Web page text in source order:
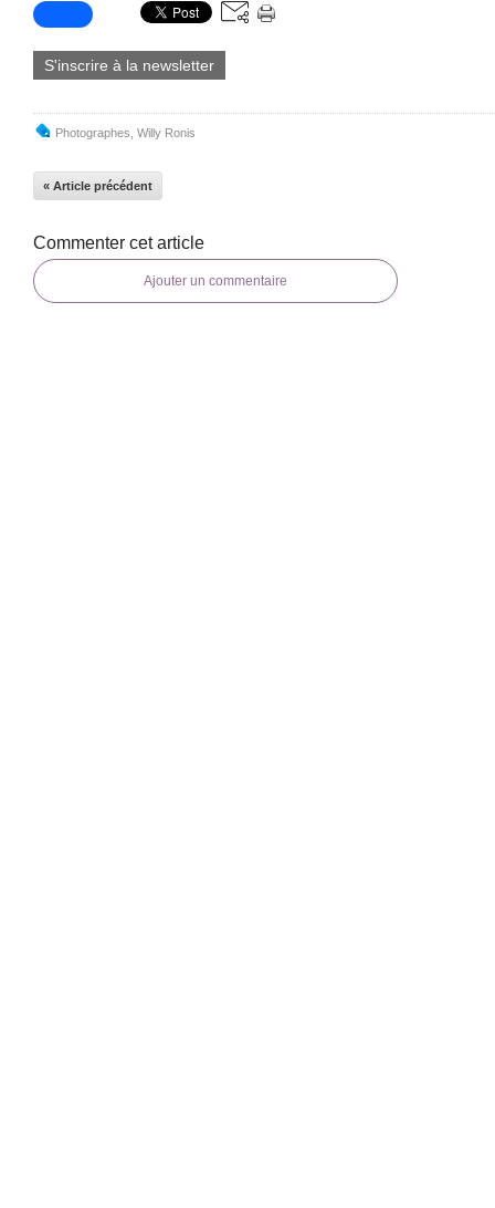
S'inscrire à la newsletter
Photographes Willy Ronis
« Article précédent
Commenter cet article
Ajouter un commentaire